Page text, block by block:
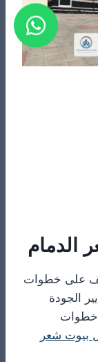
الدمام
على خطوات
الجودة
خطوات
بيوت شعر